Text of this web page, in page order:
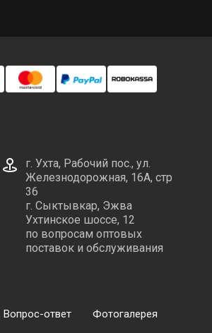
г. Ухта, Рабочий пос., ул.
Железнодорожная, 16А, стр
36
г. Сыктывкар, Эжва
Ухтинское шоссе, 12
по вопросам оптовых
поставок и обслуживания
Вопрос-ответ Фотогалерея